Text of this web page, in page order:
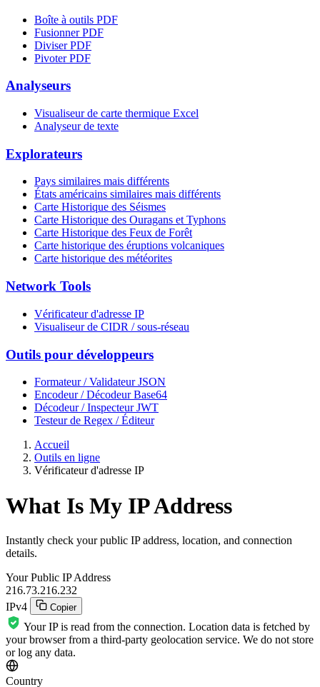
Boîte à outils PDF
Fusionner PDF
Diviser PDF
Pivoter PDF
Analyseurs
Visualiseur de carte thermique Excel
Analyseur de texte
Explorateurs
Pays similaires mais différents
États américains similaires mais différents
Carte Historique des Séismes
Carte Historique des Ouragans et Typhons
Carte Historique des Feux de Forêt
Carte historique des éruptions volcaniques
Carte historique des météorites
Network Tools
Vérificateur d'adresse IP
Visualiseur de CIDR / sous-réseau
Outils pour développeurs
Formateur / Validateur JSON
Encodeur / Décodeur Base64
Décodeur / Inspecteur JWT
Testeur de Regex / Éditeur
Accueil
Outils en ligne
Vérificateur d'adresse IP
What Is My IP Address
Instantly check your public IP address, location, and connection
details.
Your Public IP Address
216.73.216.232
IPv4
Copier
Your IP is read from the connection. Location data is fetched by
your browser from a third-party geolocation service. We do not store
or log any data.
Country